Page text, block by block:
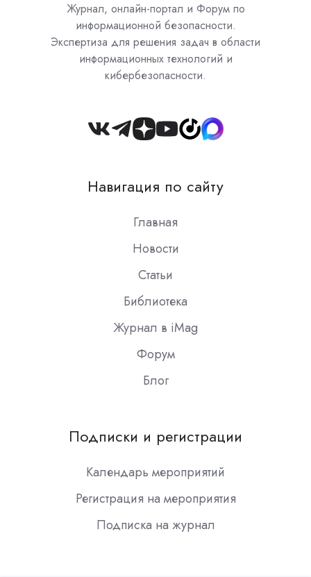
Журнал, онлайн-портал и Форум по
информационной безопасности.
Экспертиза для решения задач в области
информационных технологий и
кибербезопасности.
Join
Slack
Навигация по сайту
Главная
Новости
Статьи
Библиотека
Журнал в iMag
Форум
Блог
Подписки и регистрации
Календарь мероприятий
Регистрация на мероприятия
Подписка на журнал